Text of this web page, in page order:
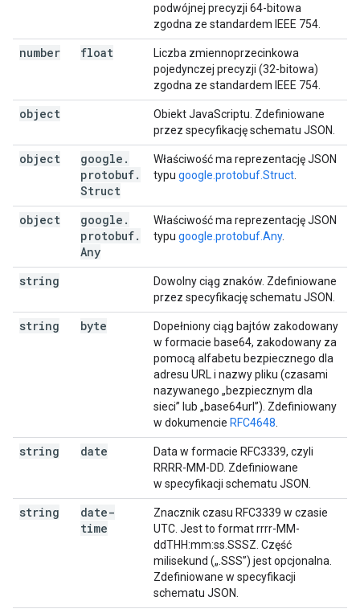
podwójnej precyzji 64-bitowa
zgodna ze standardem IEEE 754.
number float
Liczba zmiennoprzecinkowa
pojedynczej precyzji (32-bitowa)
zgodna ze standardem IEEE 754.
object
Obiekt JavaScriptu. Zdefiniowane
przez specyfikację schematu JSON.
object google .
protobuf.
Struct
Właściwość ma reprezentację JSON
typu google.protobuf.Struct
object google .
protobuf.
Any
Właściwość ma reprezentację JSON
typu google.protobuf.Any.
string
Dowolny ciąg znaków. Zdefiniowane
przez specyfikację schematu JSON.
string byte
Dopełniony ciąg bajtów zakodowany
w formacie base64, zakodowany za
pomocą alfabetu bezpiecznego dla
adresu URL i nazwy pliku (czasami
nazywanego „bezpiecznym dla
sieci” lub „base64url”). Zdefiniowany
w dokumencie RFC4648
string date
Data w formacie RFC3339, czyli
RRRR-MM-DD. Zdefiniowane
w specyfikacji schematu JSON.
string
date-
time
Znacznik czasu RFC3339 w czasie
UTC. Jest to format rrrr-MM-
ddTHH:mm:ss.SSSZ. Część
milisekund („.SSS”) jest opcjonalna.
Zdefiniowane w specyfikacji
schematu JSON.